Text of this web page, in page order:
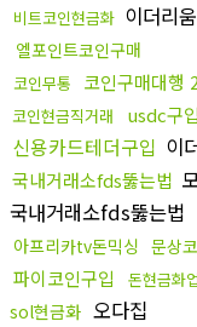
비트코인현금화 이더리
엘포인트코인구매
코인무통 코인구매대행
코인현금직거래
usdc구
신용카드테더구입 이
국내거래소fds뚫는법
국내거래소fds뚫는법
아프리카tv돈믹싱 문상
파이코인구입 돈현금화
sol현금화 오다집